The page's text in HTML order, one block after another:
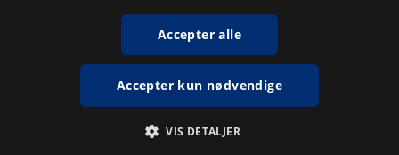
Accepter alle
Accepter kun nødvendige
VIS DETALJER